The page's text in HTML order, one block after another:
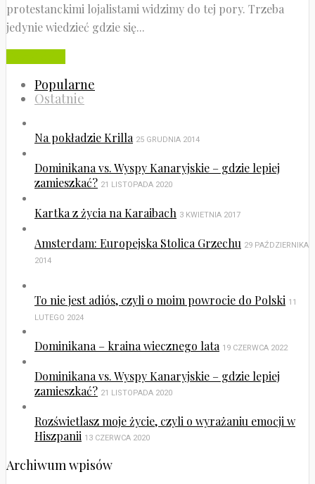
protestanckimi lojalistami widzimy do tej pory. Trzeba
jedynie wiedzieć gdzie się...
Popularne
Ostatnie
Na pokładzie Krilla 25 GRUDNIA 2014
Dominikana vs. Wyspy Kanaryjskie – gdzie lepiej
zamieszkać? 21 LISTOPADA 2020
Kartka z życia na Karaibach 3 KWIETNIA 2017
Amsterdam: Europejska Stolica Grzechu 29 PAŹDZIERNIKA
2014
To nie jest adiós, czyli o moim powrocie do Polski 11
LUTEGO 2024
Dominikana – kraina wiecznego lata 19 CZERWCA 2022
Dominikana vs. Wyspy Kanaryjskie – gdzie lepiej
zamieszkać? 21 LISTOPADA 2020
Rozświetlasz moje życie, czyli o wyrażaniu emocji w
Hiszpanii 13 CZERWCA 2020
Archiwum wpisów